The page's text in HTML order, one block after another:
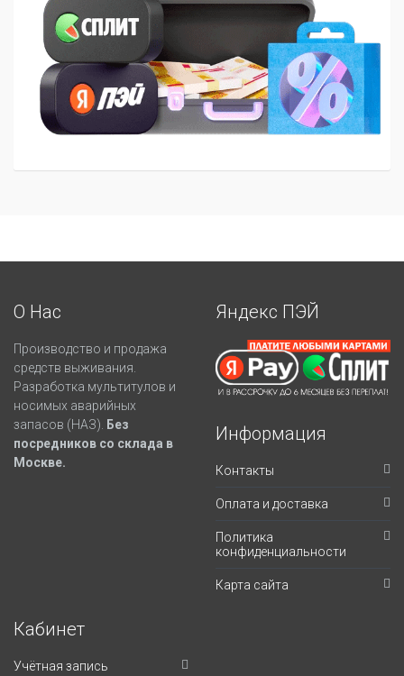
О Нас
Производство и продажа
средств выживания.
Разработка мультитулов и
носимых аварийных
запасов (НАЗ).
Без
посредников со склада в
Москве.
Яндекс ПЭЙ
Информация
Контакты
Оплата и доставка
Политика
конфиденциальности
Карта сайта
Кабинет
Учётная запись